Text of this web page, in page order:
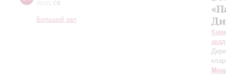
20:00 Сб
Большой зал